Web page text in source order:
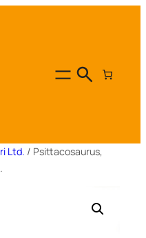
Ltd. / Psittacosaurus,